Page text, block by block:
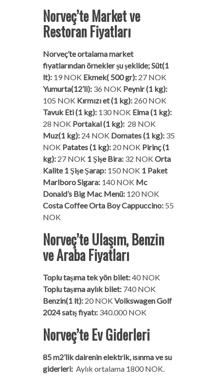
Norveç’te Market ve
Restoran Fiyatları
Norveç’te ortalama market
fiyatlarından örnekler şu şekilde;Süt(1
lt):19 NOK Ekmek( 500 gr):27 NOK
Yumurta(12’li):36 NOK Peynir (1 kg):
105 NOK Kırmızı et (1 kg):260 NOK
Tavuk Eti (1 kg):130 NOK Elma (1 kg):
28 NOK Portakal (1 kg): 28 NOK
Muz(1 kg): 24 NOK Domates (1 kg):35
NOK Patates (1 kg):20 NOK Pirinç (1
kg): 27 NOK 1 Şişe Bira:32 NOK Orta
Kalite 1 Şişe Şarap:150 NOK 1 Paket
Marlboro Sigara:140 NOK Mc
Donald’s Big Mac Menü:120 NOK
Costa Coffee Orta Boy Cappuccino:55
NOK
Norveç’te Ulaşım, Benzin
ve Araba Fiyatları
Toplu taşıma tek yön bilet:40 NOK
Toplu taşıma aylık bilet:740 NOK
Benzin(1 lt):20 NOK Volkswagen Golf
2024 satış fiyatı:340.000 NOK
Norveç’teEv Giderleri
85 m2’lik dairenin elektrik, ısınma ve su
giderleri: Aylık ortalama 1800 NOK.